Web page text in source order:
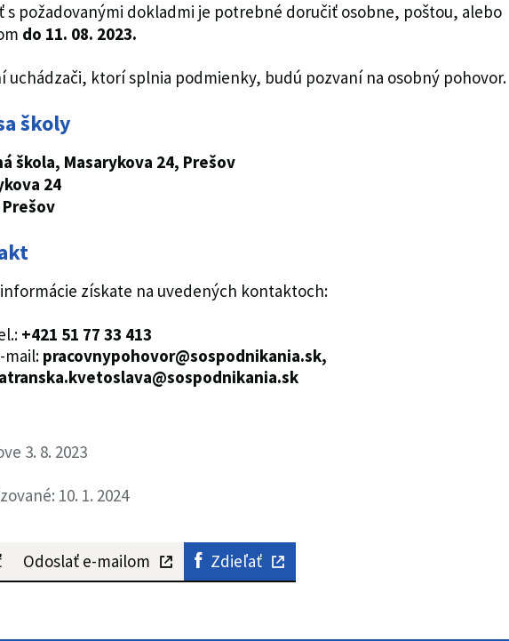
s požadovanými dokladmi je potrebné doručiť osobne, poštou, alebo
do 11. 08. 2023.
uchádzači, ktorí splnia podmienky, budú pozvaní na osobný pohovor.
školy
škola, Masarykova 24, Prešov
24
Prešov
získate na uvedených kontaktoch:
+421 51 77 33 413
mail: pracovnypohovor@sospodnikania.sk,
3. 8. 2023
10. 1. 2024
Odoslať e-mailom Zdieľať